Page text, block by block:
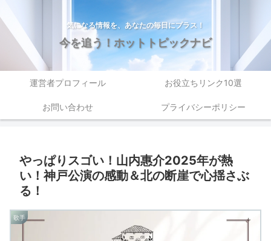
気になる情報を、あなたの毎日にプラス！
今を追う！ホットトピックナビ
運営者プロフィール お役立ちリンク10選
お問い合わせ プライバシーポリシー
やっぱりスゴい！山内惠介2025年が熱
い！神戸公演の感動＆北の断崖で心揺さぶ
る！
歌手